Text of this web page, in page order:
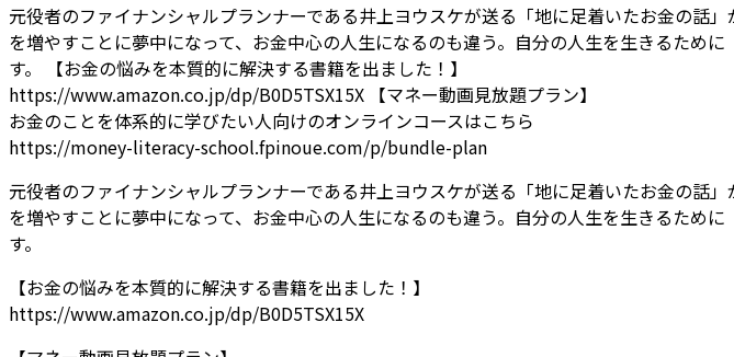
元役者のファイナンシャルプランナーである井上ヨウスケが送る「地に足着いたお金の話
を増やすことに夢中になって、お金中心の人生になるのも違う。自分の人生を生きるため
す。
【お金の悩みを本質的に解決する書籍を出ました！】
https://www.amazon.co.jp/dp/B0D5TSX15X 【マネー動画見放題プラン】
お金のことを体系的に学びたい人向けのオンラインコースはこちら
https://money-literacy-school.fpinoue.com/p/bundle-plan
元役者のファイナンシャルプランナーである井上ヨウスケが送る「地に足着いたお金の話
を増やすことに夢中になって、お金中心の人生になるのも違う。自分の人生を生きるため
す。
【お金の悩みを本質的に解決する書籍を出ました！】
https://www.amazon.co.jp/dp/B0D5TSX15X